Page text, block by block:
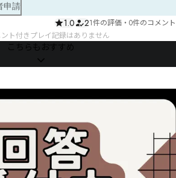
申請
1.0 21件の評価 ・ 0件のコメント
ト付きプレイ記録はありません
こちらもおすすめ